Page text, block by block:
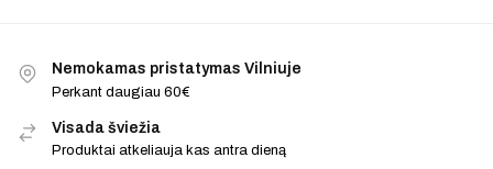
Nemokamas pristatymas Vilniuje
Perkant daugiau 60€
Visada šviežia
Produktai atkeliauja kas antra dieną